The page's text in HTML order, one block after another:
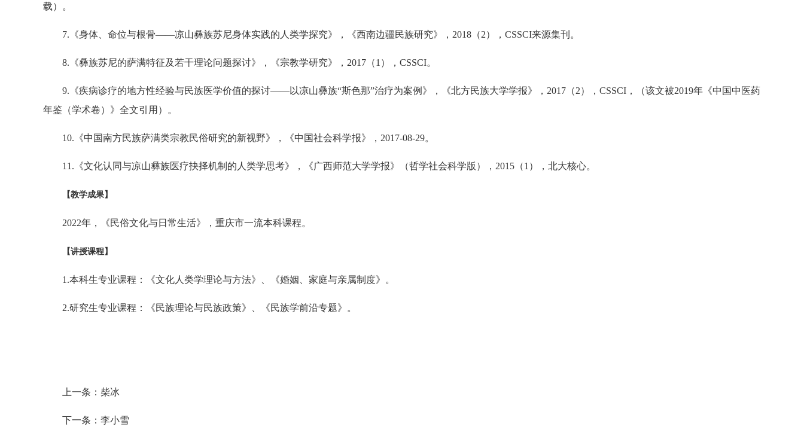
载）。
7.《身体、命位与根骨——凉山彝族苏尼身体实践的人类学探究》，《西南边疆民族研究》，2018（2），CSSCI来源集刊。
8.《彝族苏尼的萨满特征及若干理论问题探讨》，《宗教学研究》，2017（1），CSSCI。
9.《疾病诊疗的地方性经验与民族医学价值的探讨——以凉山彝族“斯色那”治疗为案例》，《北方民族大学学报》，2017（2），CSSCI，（该文被2019年《中国中医药
年鉴（学术卷）》全文引用）。
10.《中国南方民族萨满类宗教民俗研究的新视野》，《中国社会科学报》，2017-08-29。
11.《文化认同与凉山彝族医疗抉择机制的人类学思考》，《广西师范大学学报》（哲学社会科学版），2015（1），北大核心。
【教学成果】
2022年，《民俗文化与日常生活》，重庆市一流本科课程。
【讲授课程】
1.本科生专业课程：《文化人类学理论与方法》、《婚姻、家庭与亲属制度》。
2.研究生专业课程：《民族理论与民族政策》、《民族学前沿专题》。
上一条： 柴冰
下一条： 李小雪